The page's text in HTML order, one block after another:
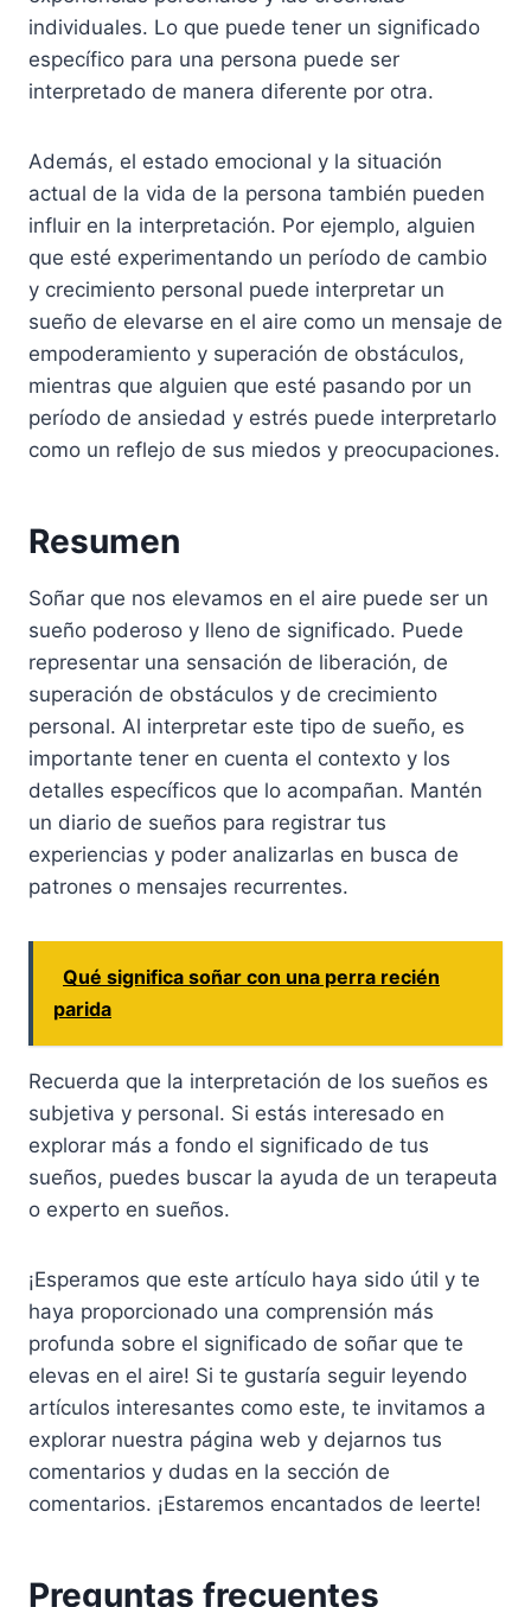
individuales. Lo que puede tener un significado
específico para una persona puede ser
interpretado de manera diferente por otra.
Además, el estado emocional y la situación
actual de la vida de la persona también pueden
influir en la interpretación. Por ejemplo, alguien
que esté experimentando un período de cambio
y crecimiento personal puede interpretar un
sueño de elevarse en el aire como un mensaje de
empoderamiento y superación de obstáculos,
mientras que alguien que esté pasando por un
período de ansiedad y estrés puede interpretarlo
como un reflejo de sus miedos y preocupaciones.
Resumen
Soñar que nos elevamos en el aire puede ser un
sueño poderoso y lleno de significado. Puede
representar una sensación de liberación, de
superación de obstáculos y de crecimiento
personal. Al interpretar este tipo de sueño, es
importante tener en cuenta el contexto y los
detalles específicos que lo acompañan. Mantén
un diario de sueños para registrar tus
experiencias y poder analizarlas en busca de
patrones o mensajes recurrentes.
Qué significa soñar con una perra recién
parida
Recuerda que la interpretación de los sueños es
subjetiva y personal. Si estás interesado en
explorar más a fondo el significado de tus
sueños, puedes buscar la ayuda de un terapeuta
o experto en sueños.
¡Esperamos que este artículo haya sido útil y te
haya proporcionado una comprensión más
profunda sobre el significado de soñar que te
elevas en el aire! Si te gustaría seguir leyendo
artículos interesantes como este, te invitamos a
explorar nuestra página web y dejarnos tus
comentarios y dudas en la sección de
comentarios. ¡Estaremos encantados de leerte!
Preguntas frecuentes